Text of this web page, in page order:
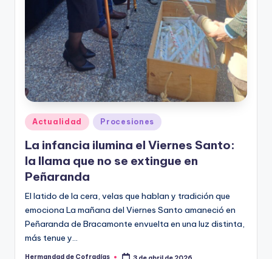
Publicado
en
Actualidad Procesiones
La infancia ilumina el Viernes Santo:
la llama que no se extingue en
Peñaranda
El latido de la cera, velas que hablan y tradición que
Peñaranda de Bracamonte envuelta en una luz distinta,
más tenue y…